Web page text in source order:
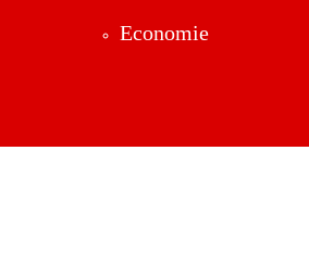
Economie